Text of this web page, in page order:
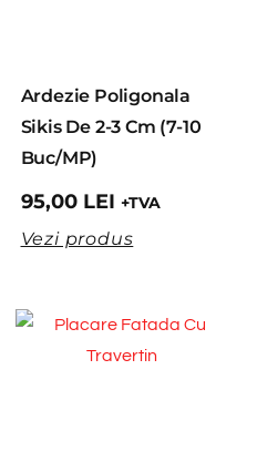
Ardezie Poligonala
Sikis De 2-3 Cm (7-10
Buc/MP)
95,00 LEI +TVA
Vezi produs